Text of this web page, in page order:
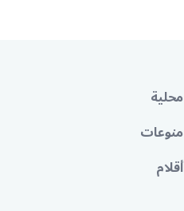
محلية
منوعات
أقلام